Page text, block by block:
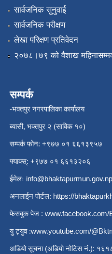
सार्वजनिक सुनुवाई
सार्वजनिक परीक्षण
लेखा परिक्षण प्रतिवेदन
२०७८।७९ को वैशाख
सम्पर्क
-भक्तपुर नगरपालिका कार्यालय
ब्यासी, भक्तपुर २ (साविक १०)
सम्पर्क फोन: +९७७ ०१ ६६१३९५७
फ्याक्स्: +९७७ ०१ ६६१३२०६
ईमेलः info@bhaktapurmun.gov.np
अनलाईन पोर्टल: https://
फेसबुक पेज : www.facebook.com/
यु ट्युव :www.youtube.com/
अडियो सूचना (अडियो नोटिस नं.):